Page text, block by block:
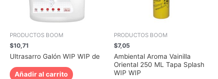
PRODUCTOS BOOM
$10,71
Ultrasarro Galón WIP WIP de
Añadir al carrito
PRODUCTOS BOOM
$7,05
Ambiental Aroma Vainilla
Oriental 250 ML Tapa Splash
WIP WIP